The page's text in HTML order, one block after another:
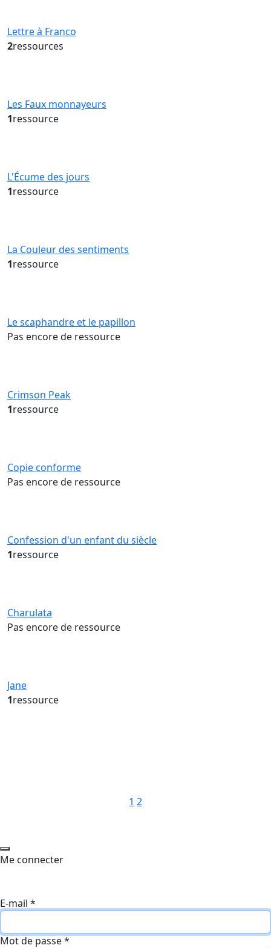
Lettre à Franco
2ressources
Les Faux monnayeurs
1ressource
L'Écume des jours
1ressource
La Couleur des sentiments
1ressource
Le scaphandre et le papillon
Pas encore de ressource
Crimson Peak
1ressource
Copie conforme
Pas encore de ressource
Confession d'un enfant du siècle
1ressource
Charulata
Pas encore de ressource
Jane
1ressource
Pagination
1 2
Me connecter
E-mail *
Mot de passe*